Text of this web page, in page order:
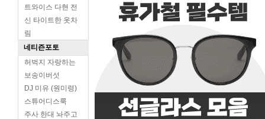
트와이스 다현 전
신 타이트한 옷차
림
네티즌포토
허벅지 자랑하는
보송이버섯
DJ 미유 (원미령)
스튜어디스룩
주사 한대 놔주고